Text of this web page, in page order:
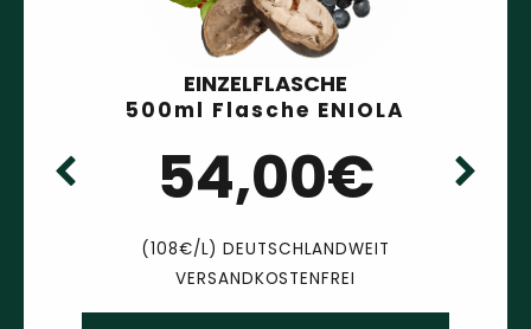
EINZELFLASCHE
500ml Flasche ENIOLA
54,00€
(108€/L) DEUTSCHLANDWEIT
VERSANDKOSTENFREI